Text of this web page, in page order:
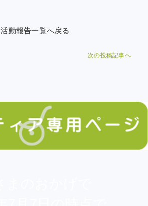
活動報告一覧へ戻る
次の投稿記事へ